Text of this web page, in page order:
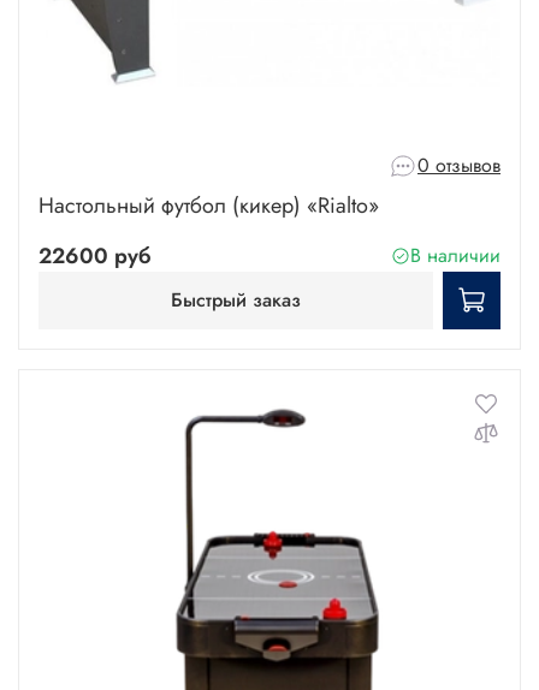
0 отзывов
Настольный футбол (кикер) «Rialto»
22600 руб
В наличии
Быстрый заказ